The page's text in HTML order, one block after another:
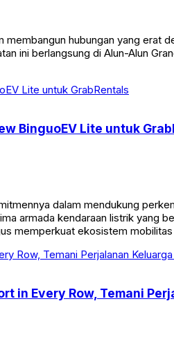
hubungan yang erat
ini berlangsung di Alun-Alun
BinguoEV Lite untuk
dalam mendukung
armada kendaraan listrik yang
memperkuat ekosistem
in Every Row, Temani